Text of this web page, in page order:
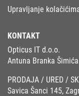
Upravljanje
KONTAKT
Opticus IT d.o.o.
Antuna Branka
PRODAJA / URED /
Savica Šanci 145,